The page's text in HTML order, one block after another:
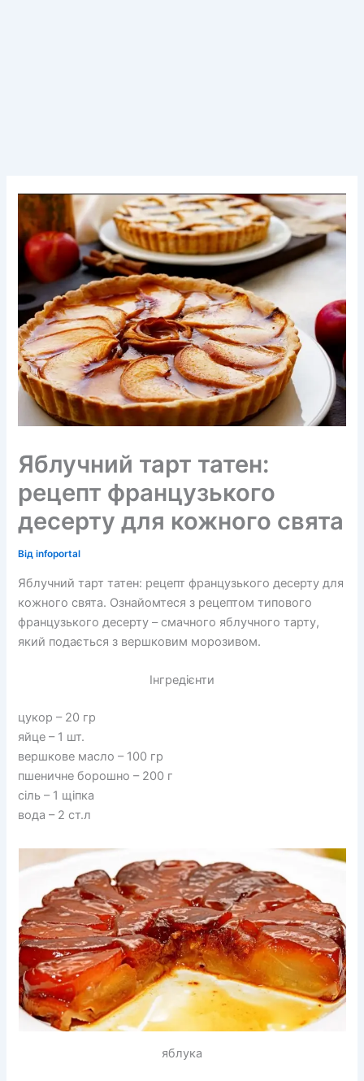
Яблучний тарт татен:
рецепт французького
десерту для кожного свята
Відinfoportal
Яблучний тарт татен: рецепт французького десерту для
кожного свята. Ознайомтеся з рецептом типового
французького десерту – смачного яблучного тарту,
який подається з вершковим морозивом.
Інгредієнти
цукор – 20 гр
яйце – 1 шт.
вершкове масло – 100 гр
пшеничне борошно – 200 г
сіль – 1 щіпка
вода – 2 ст.л
яблука